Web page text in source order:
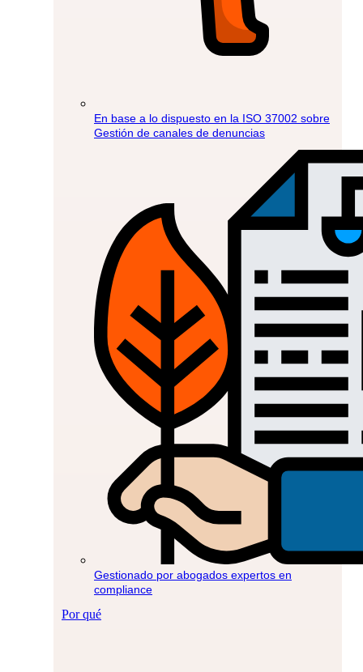
En base a lo dispuesto en la ISO 37002 sobre
Gestión de canales de denuncias
Gestionado por abogados expertos en
compliance
Por qué